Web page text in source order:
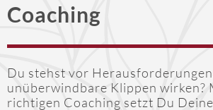
Coaching
Du stehst vor
unüberwindbare Klippen wirken?
richtigen Coaching setzt Du